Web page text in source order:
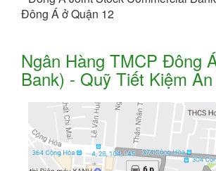
Đông Á ở Quận 12
Ngân Hàng TMCP Đông
Bank) - Quỹ Tiết Kiệm